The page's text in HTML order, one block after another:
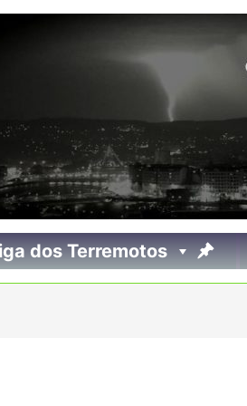
dos Terremotos